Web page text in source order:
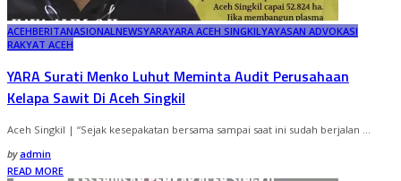
ACEHBERITANASIONALNEWSYARAYARA ACEH SINGKILYAYASAN ADVOKASI
RAKYAT ACEH
YARA Surati Menko Luhut Meminta Audit Perusahaan
Kelapa Sawit Di Aceh Singkil
Aceh Singkil | “Sejak kesepakatan bersama sampai saat ini sudah berjalan ...
byadmin
READ MORE